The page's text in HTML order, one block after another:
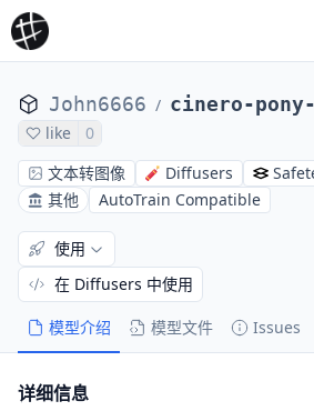
John6666 /
like
0
文本转图像
Diffusers
其他
AutoTrain Compatible
模型介绍 模型文件 Issues
使用
在 Diffusers 中使用
详细信息